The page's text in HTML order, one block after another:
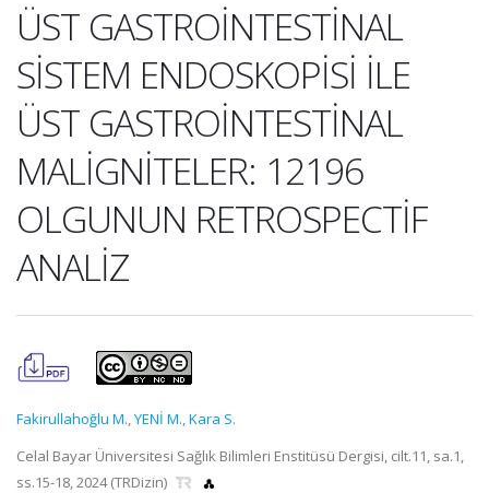
ÜST GASTROİNTESTİNAL
SİSTEM ENDOSKOPİSİ İLE
ÜST GASTROİNTESTİNAL
MALİGNİTELER: 12196
OLGUNUN RETROSPECTİF
ANALİZ
Fakirullahoğlu M.,YENİ M.,Kara S.
Celal Bayar Üniversitesi Sağlık Bilimleri Enstitüsü Dergisi, cilt.11, sa.1,
ss.15-18, 2024 (TRDizin)